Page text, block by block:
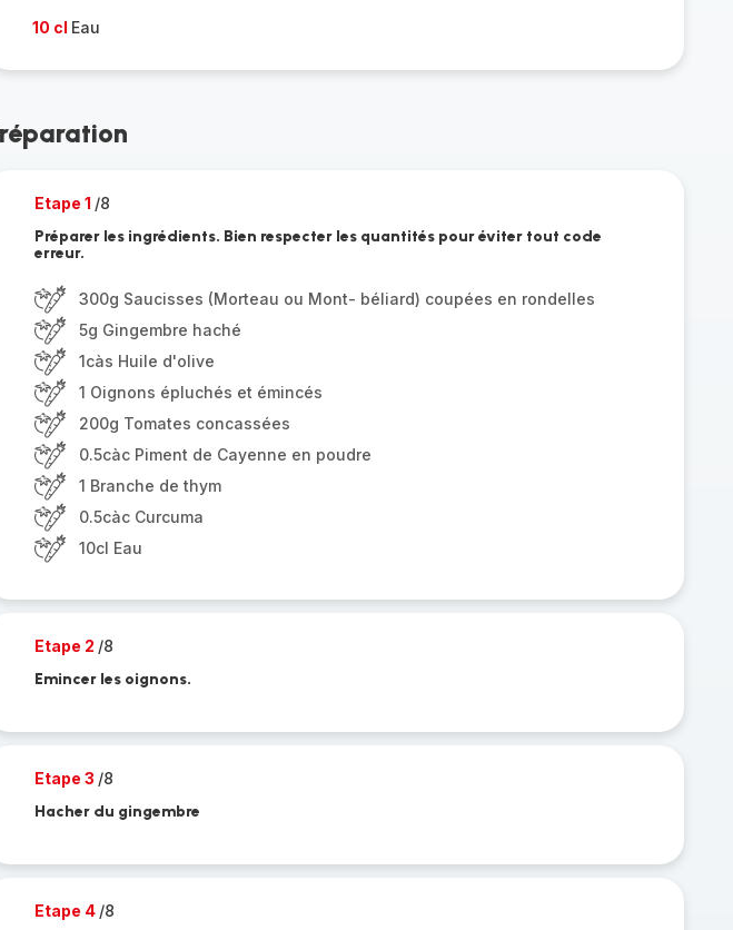
10 cl Eau
Etape 1 /8
Préparer les ingrédients. Bien respecter les quantités pour éviter tout code
erreur.
300g Saucisses (Morteau ou Mont- béliard) coupées en rondelles
5g Gingembre haché
1càs Huile d'olive
1 Oignons épluchés et émincés
200g Tomates concassées
0.5càc Piment de Cayenne en poudre
1 Branche de thym
0.5càc Curcuma
10cl Eau
Etape 2 /8
Emincer les oignons.
Etape 3 /8
Hacher du gingembre
Etape 4 /8